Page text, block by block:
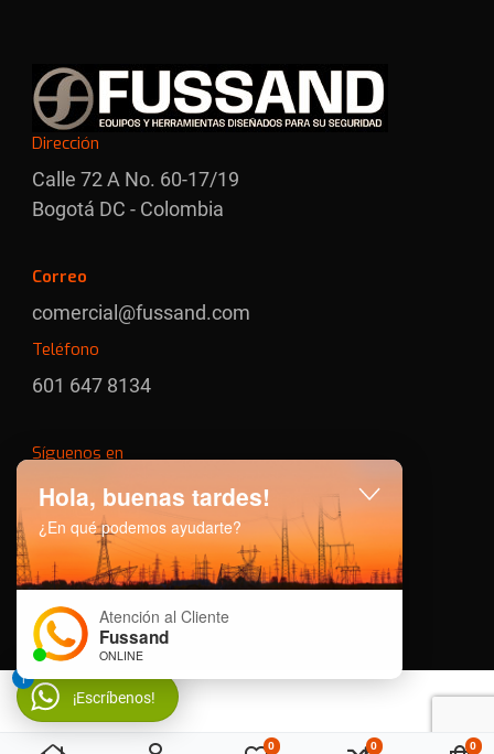
0 0 0
Dirección
Calle 72 A No. 60-17/19
Bogotá DC - Colombia
Correo
comercial@fussand.com
Teléfono
601 647 8134
Síguenos en
Facebook
Instagram
YoutubeWhatsapp
¡Escríbenos!
1
Hola, buenas tardes!
¿En qué podemos ayudarte?
Atención al Cliente
Fussand
ONLINE